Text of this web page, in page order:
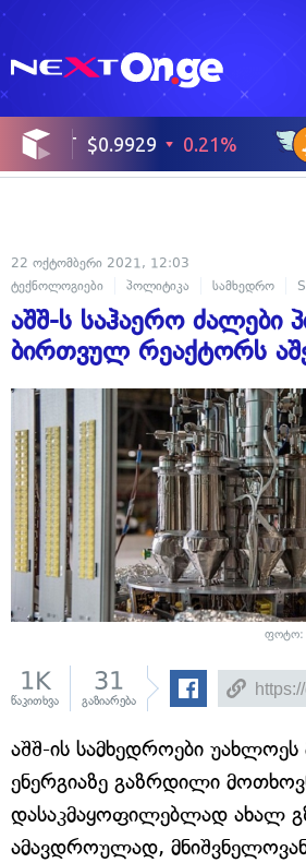
22 ოქტომბერი 2021, 12:03
ტექნოლოგიები
პოლიტიკა სამხედრო
აშშ-ს საჰაერო ძალები
ბირთვულ რეაქტორს
ფოტო:
1K
წაკითხვა
31
გაზიარება
აშშ-ის სამხედროები
ენერგიაზე გაზრდილი
დასაკმაყოფილებლად ახალ
ამავდროულად, მნიშვნელოვან